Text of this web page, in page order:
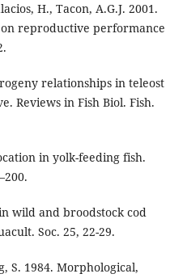
H., Tacon, A.G.J. 2001.
reproductive performance
relationships in teleost
Reviews in Fish Biol. Fish.
in yolk-feeding fish.
wild and broodstock cod
Soc. 25, 22-29.
S. 1984. Morphological,